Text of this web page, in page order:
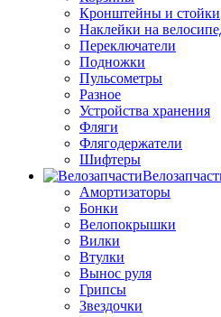
Кронштейны и стойки
Наклейки на
Переключатели
Подножки
Пульсометры
Разное
Устройства хранения
Фляги
Флягодержатели
Шифтеры
Амортизаторы
Бонки
Велопокрышки
Вилки
Втулки
Вынос руля
Грипсы
Звездочки